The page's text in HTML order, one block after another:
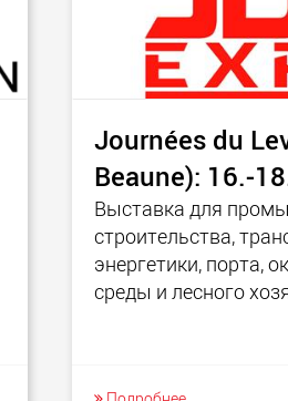
Journées du
Beaune): 16.-
Выставка для
строительства,
энергетики, порта,
среды и лесного